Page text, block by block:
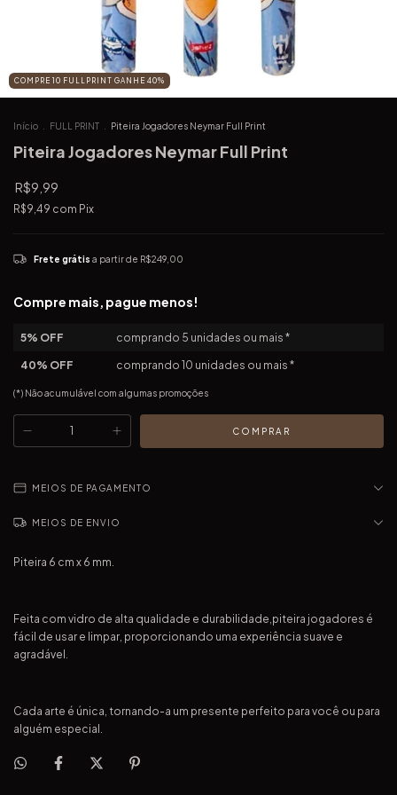
COMPRE 10 FULLPRINT GANHE 40%
Início FULL PRINT Piteira Jogadores Neymar Full Print
Piteira Jogadores Neymar Full Print
R$9,99
R$9,49 com Pix
Frete grátis a partir de R$249,00
Compre mais, pague menos!
5% OFF comprando 5 unidades ou mais *
40% OFF comprando 10 unidades ou mais *
(*) Não acumulável com algumas promoções
MEIOS DE PAGAMENTO
MEIOS DE ENVIO
Piteira 6 cm x 6 mm.
Feita com vidro de alta qualidade e durabilidade,piteira jogadores é
fácil de usar e limpar, proporcionando uma experiência suave e
agradável. ️
Cada arte é única, tornando-a um presente perfeito para você ou para
alguém especial.